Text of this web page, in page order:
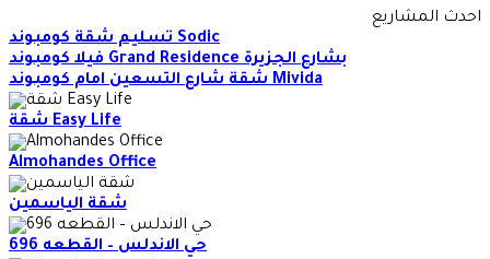
Skip
احدث المشاريع
تسليم شقة كومبوند Sodic
فيلا كومبوند Grand Residence بشارع الجزيرة
شقة شارع التسعين امام كومبوند Mivida
شقة Easy Life
Almohandes Office
شقة الياسمين
حي الاندلس – القطعه 696